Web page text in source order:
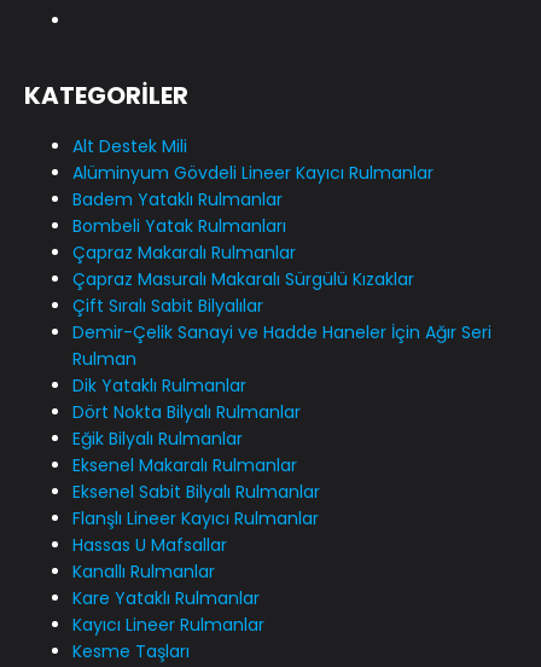
KATEGORİLER
Alt Destek Mili
Alüminyum Gövdeli Lineer Kayıcı Rulmanlar
Badem Yataklı Rulmanlar
Bombeli Yatak Rulmanları
Çapraz Makaralı Rulmanlar
Çapraz Masuralı Makaralı Sürgülü Kızaklar
Çift Sıralı Sabit Bilyalılar
Demir-Çelik Sanayi ve Hadde Haneler İçin Ağır Seri
Rulman
Dik Yataklı Rulmanlar
Dört Nokta Bilyalı Rulmanlar
Eğik Bilyalı Rulmanlar
Eksenel Makaralı Rulmanlar
Eksenel Sabit Bilyalı Rulmanlar
Flanşlı Lineer Kayıcı Rulmanlar
Hassas U Mafsallar
Kanallı Rulmanlar
Kare Yataklı Rulmanlar
Kayıcı Lineer Rulmanlar
Kesme Taşları